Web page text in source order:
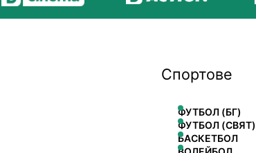
Спортове
ФУТБОЛ (БГ)
ФУТБОЛ (СВЯТ)
БАСКЕТБОЛ